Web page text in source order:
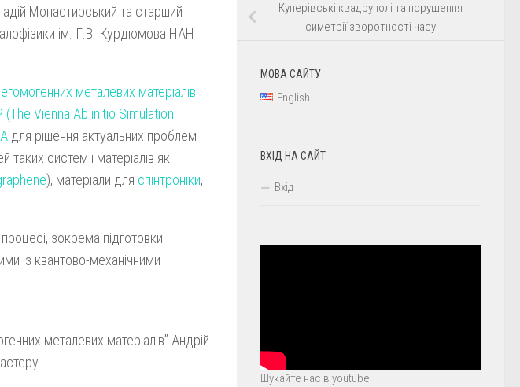
Монастирський та старший
ім. Г.В. Курдюмова НАН
металевих матеріалів
(The Vienna Ab initio Simulation
для рішення актуальних проблем
таких систем і матеріалів як
), матеріали для спінтроніки,
зокрема підготовки
із квантово-механічними
металевих матеріалів” Андрій
Куперівські квадруполі та порушення
симетрії зворотності часу
МОВА САЙТУ
English
ВХІД НА САЙТ
Вхід
Шукайте нас в youtube